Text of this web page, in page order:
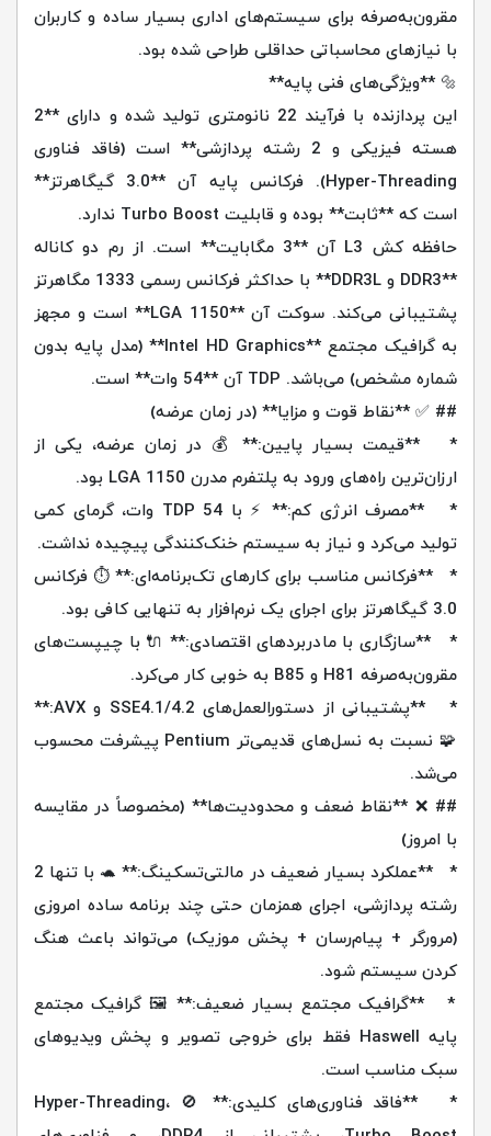
مقرون‌به‌صرفه برای سیستم‌های اداری بسیار ساده و کاربران
با نیازهای محاسباتی حداقلی طراحی شده بود.
🔩 **ویژگی‌های فنی پایه**
این پردازنده با فرآیند 22 نانومتری تولید شده و دارای **2
هسته فیزیکی و 2 رشته پردازشی** است (فاقد فناوری
Hyper-Threading). فرکانس پایه آن **3.0 گیگاهرتز**
است که **ثابت** بوده و قابلیت Turbo Boost ندارد.
حافظه کش L3 آن **3 مگابایت** است. از رم دو کاناله
**DDR3 و DDR3L** با حداکثر فرکانس رسمی 1333 مگاهرتز
پشتیبانی می‌کند. سوکت آن **LGA 1150** است و مجهز
به گرافیک مجتمع **Intel HD Graphics** (مدل پایه بدون
شماره مشخص) می‌باشد. TDP آن **54 وات** است.
## ✅ **نقاط قوت و مزایا** (در زمان عرضه)
* **قیمت بسیار پایین:** 💰 در زمان عرضه، یکی از
ارزان‌ترین راه‌های ورود به پلتفرم مدرن LGA 1150 بود.
* **مصرف انرژی کم:** ⚡ با TDP 54 وات، گرمای کمی
تولید می‌کرد و نیاز به سیستم خنک‌کنندگی پیچیده نداشت.
* **فرکانس مناسب برای کارهای تک‌برنامه‌ای:** ⏱️ فرکانس
3.0 گیگاهرتز برای اجرای یک نرم‌افزار به تنهایی کافی بود.
* **سازگاری با مادربردهای اقتصادی:** 🔌 با چیپست‌های
مقرون‌به‌صرفه H81 و B85 به خوبی کار می‌کرد.
* **پشتیبانی از دستورالعمل‌های SSE4.1/4.2 و AVX:**
🧩 نسبت به نسل‌های قدیمی‌تر Pentium پیشرفت محسوب
می‌شد.
## ❌ **نقاط ضعف و محدودیت‌ها** (مخصوصاً در مقایسه
با امروز)
* **عملکرد بسیار ضعیف در مالتی‌تسکینگ:** 🐢 با تنها 2
رشته پردازشی، اجرای همزمان حتی چند برنامه ساده امروزی
(مرورگر + پیام‌رسان + پخش موزیک) می‌تواند باعث هنگ
کردن سیستم شود.
* **گرافیک مجتمع بسیار ضعیف:** 🖼️ گرافیک مجتمع
پایه Haswell فقط برای خروجی تصویر و پخش ویدیوهای
سبک مناسب است.
* **فاقد فناوری‌های کلیدی:** 🚫 Hyper-Threading،